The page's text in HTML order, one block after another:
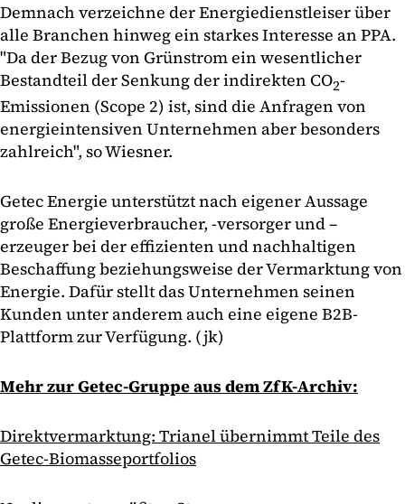
Demnach verzeichne der Energiedienstleiser über
alle Branchen hinweg ein starkes Interesse an PPA.
"Da der Bezug von Grünstrom ein wesentlicher
Bestandteil der Senkung der indirekten CO2-
Emissionen (Scope 2) ist, sind die Anfragen von
energieintensiven Unternehmen aber besonders
zahlreich", so Wiesner.
Getec Energie unterstützt nach eigener Aussage
große Energieverbraucher, -versorger und –
erzeuger bei der effizienten und nachhaltigen
Beschaffung beziehungsweise der Vermarktung von
Energie. Dafür stellt das Unternehmen seinen
Kunden unter anderem auch eine eigene B2B-
Plattform zur Verfügung. (jk)
Mehr zur Getec-Gruppe aus dem ZfK-Archiv:
Direktvermarktung: Trianel übernimmt Teile des
Getec-Biomasseportfolios